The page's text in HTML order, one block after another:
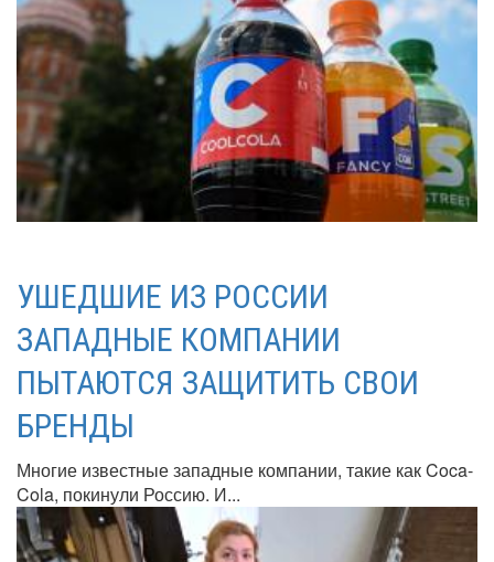
УШЕДШИЕ ИЗ РОССИИ
ЗАПАДНЫЕ КОМПАНИИ
ПЫТАЮТСЯ ЗАЩИТИТЬ СВОИ
БРЕНДЫ
Многие известные западные компании, такие как Coca-
Cola, покинули Россию. И...